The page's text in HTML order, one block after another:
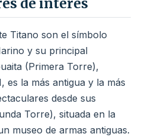
de interés
Titano son el símbolo
y su principal
(Primera Torre),
es la más antigua y la más
desde sus
Torre), situada en la
museo de armas antiguas.